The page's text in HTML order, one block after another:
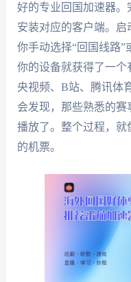
好的专业回国加速器。
安装对应的客户端。
你手动选择“回国线路”
你的设备就获得了一个
央视频、B站、腾讯体
会发现，那些熟悉的
播放了。整个过程，就
的机票。